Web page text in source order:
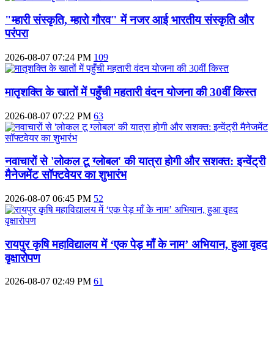
"म्हारी संस्कृति, म्हारो गौरव" में नजर आई भारतीय संस्कृति और
परंपरा
2026-08-07 07:24 PM 109
मातृशक्ति के खातों में पहुँची महतारी वंदन योजना की 30वीं किस्त
2026-08-07 07:22 PM 63
नवाचारों से 'लोकल टू ग्लोबल' की यात्रा होगी और सशक्त: इन्वेंट्री
मैनेजमेंट सॉफ्टवेयर का शुभारंभ
2026-08-07 06:45 PM 52
रायपुर कृषि महाविद्यालय में ‘एक पेड़ माँ के नाम’ अभियान, हुआ वृहद
वृक्षारोपण
2026-08-07 02:49 PM 61